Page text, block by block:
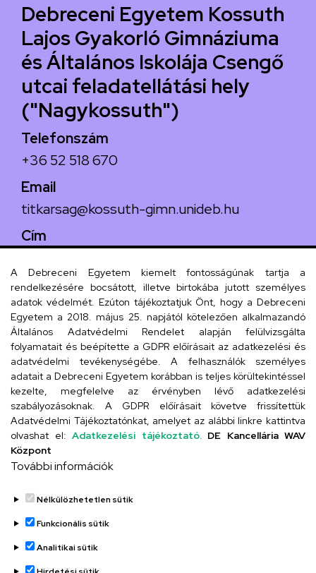
Debreceni Egyetem Kossuth
Lajos Gyakorló Gimnáziuma
és Általános Iskolája Csengő
utcai feladatellátási hely
("Nagykossuth")
Telefonszám
+36 52 518 670
Email
titkarsag@kossuth-gimn.unideb.hu
Cím
Szervezeti telefonkönyv
UD telefonkönyv
Titkárság
A Debreceni Egyetem kiemelt fontosságúnak tartja a
rendelkezésére bocsátott, illetve birtokába jutott személyes
adatok védelmét. Ezúton tájékoztatjuk Önt, hogy a Debreceni
Egyetem a 2018. május 25. napjától kötelezően alkalmazandó
Általános Adatvédelmi Rendelet alapján felülvizsgálta
folyamatait és beépítette a GDPR előírásait az adatkezelési és
adatvédelmi tevékenységébe. A felhasználók személyes
adatait a Debreceni Egyetem korábban is teljes körültekintéssel
kezelte, megfelelve az érvényben lévő adatkezelési
szabályozásoknak. A GDPR előírásait követve frissítettük
Adatvédelmi Tájékoztatónkat, amelyet az alábbi linkre kattintva
olvashat el: Adatkezelési tájékoztató. DE Kancellária WAV
Központ
További információk
Nélkülözhetetlen sütik
Funkcionális sütik
Analitikai sütik